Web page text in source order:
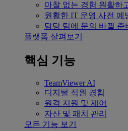
마찰 없는 경험 원활하
원활한 IT 운영 사전 예
담당 팀에 문의 바뀔 준
플랫폼 살펴보기
핵심 기능
TeamViewer AI
디지털 직원 경험
원격 지원 및 제어
자산 및 패치 관리
모든 기능 보기